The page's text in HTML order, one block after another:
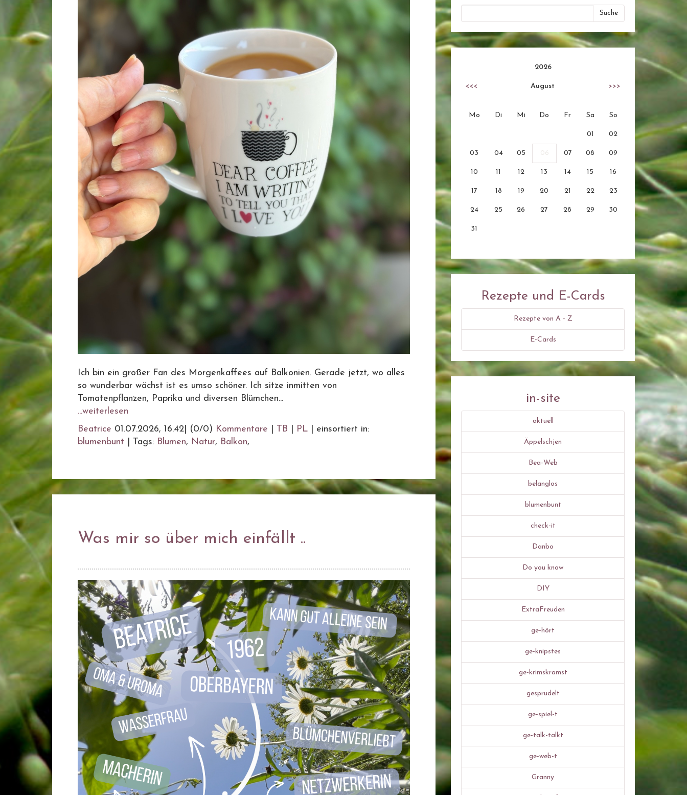
Ich bin ein großer Fan des Morgenkaffees auf Balkonien. Gerade jetzt, wo alles
so wunderbar wächst ist es umso schöner. Ich sitze inmitten von
Tomatenpflanzen, Paprika und diversen Blümchen...
...weiterlesen
Beatrice 01.07.2026, 16.42 (0/0) Kommentare TB PL
einsortiert in:
blumenbunt
Tags: Blumen, Natur, Balkon,
Was mir so über mich einfällt ..
2026
<<< August >>>
Mo Di Mi Do Fr Sa So
01 02
03 04 05 06 07 08 09
10 11 12 13 14 15 16
17 18 19 20 21 22 23
24 25 26 27 28 29 30
31
Rezepte und E-Cards
Rezepte von A - Z
E-Cards
in-site
aktuell
Äppelschjen
Bea-Web
belanglos
blumenbunt
check-it
Danbo
Do you know
DIY
ExtraFreuden
ge-hört
ge-knipstes
ge-krimskramst
gesprudelt
ge-spiel-t
ge-talk-talkt
ge-web-t
Granny